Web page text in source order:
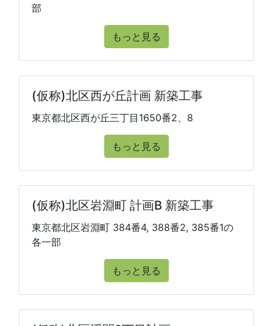
部
もっと見る
(仮称)北区西が丘計画 新築工事
東京都北区西が丘三丁目1650番2、8
もっと見る
(仮称)北区岩淵町 計画B 新築工事
東京都北区岩淵町 384番4, 388番2, 385番1の
各一部
もっと見る